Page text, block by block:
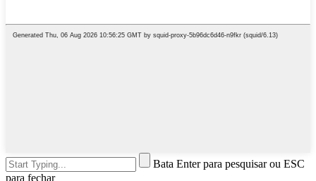
Bata Enter para pesquisar ou ESC
para fechar